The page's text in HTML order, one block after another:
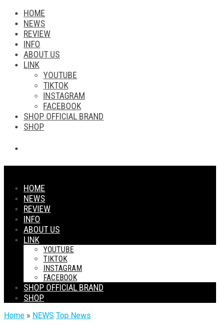
HOME
NEWS
REVIEW
INFO
ABOUT US
LINK
YOUTUBE
TIKTOK
INSTAGRAM
FACEBOOK
SHOP OFFICIAL BRAND
SHOP
HOME
NEWS
REVIEW
INFO
ABOUT US
LINK
YOUTUBE
TIKTOK
INSTAGRAM
FACEBOOK
SHOP OFFICIAL BRAND
SHOP
Home » NEWS Top News